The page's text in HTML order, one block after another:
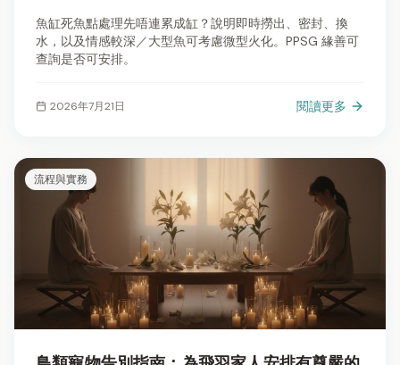
魚缸死魚點處理先唔連累成缸？說明即時撈出、密封、換
水，以及情感較深／大型魚可考慮微型火化。PPSG 緣善可
查詢是否可安排。
2026年7月21日 閱讀更多
流程與實務